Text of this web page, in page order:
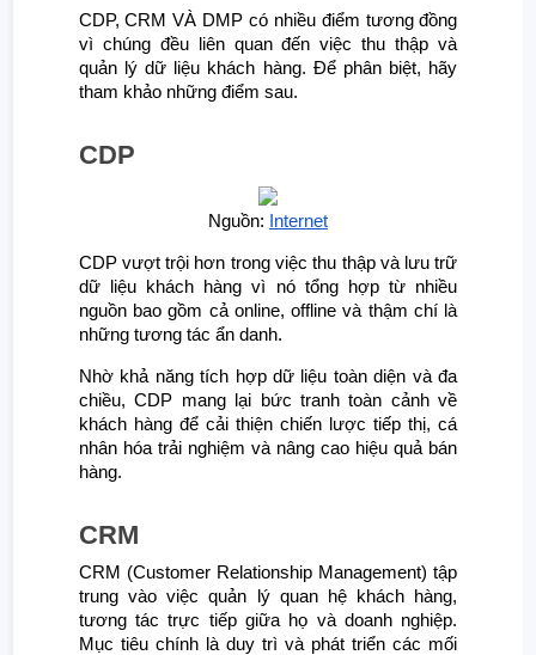
CDP, CRM VÀ DMP có nhiều điểm tương đồng
vì chúng đều liên quan đến việc thu thập và
quản lý dữ liệu khách hàng. Để phân biệt, hãy
tham khảo những điểm sau.
CDP
Nguồn: Internet
CDP vượt trội hơn trong việc thu thập và lưu trữ
dữ liệu khách hàng vì nó tổng hợp từ nhiều
nguồn bao gồm cả online, offline và thậm chí là
những tương tác ẩn danh.
Nhờ khả năng tích hợp dữ liệu toàn diện và đa
chiều, CDP mang lại bức tranh toàn cảnh về
khách hàng để cải thiện chiến lược tiếp thị, cá
nhân hóa trải nghiệm và nâng cao hiệu quả bán
hàng.
CRM
CRM (Customer Relationship Management) tập
trung vào việc quản lý quan hệ khách hàng,
tương tác trực tiếp giữa họ và doanh nghiệp.
Mục tiêu chính là duy trì và phát triển các mối